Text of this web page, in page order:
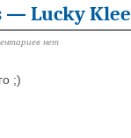
— Lucky Klee
нет
;)